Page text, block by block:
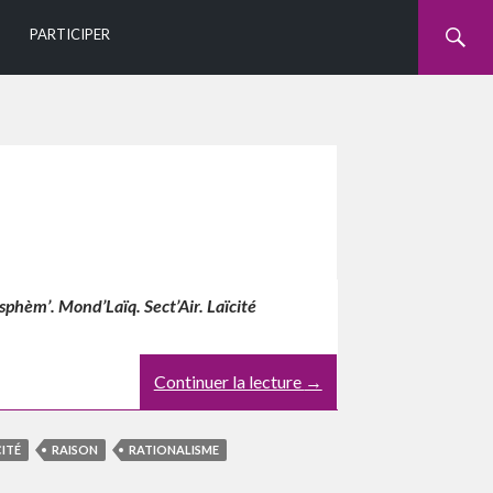
PARTICIPER
Mond’Laïq. Sect’Air. Laïcité
Continuer la lecture →
RAISON RATIONALISME